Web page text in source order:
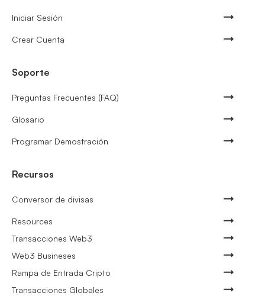
Iniciar Sesión
Crear Cuenta
Soporte
Preguntas Frecuentes (FAQ)
Glosario
Programar Demostración
Recursos
Conversor de divisas
Resources
Transacciones Web3
Web3 Busineses
Rampa de Entrada Cripto
Transacciones Globales